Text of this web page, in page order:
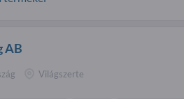
AB
Világszerte